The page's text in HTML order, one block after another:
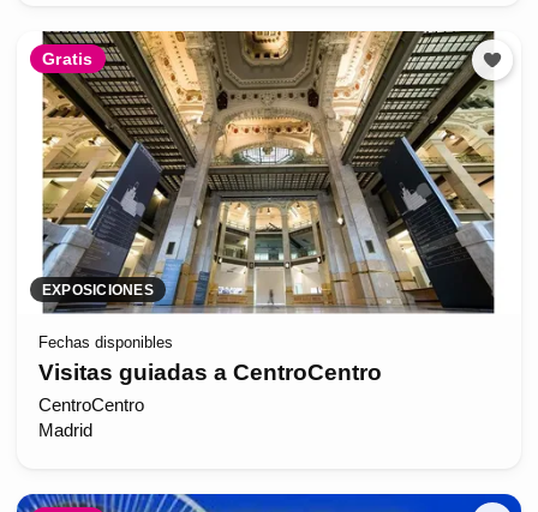
Gratis
EXPOSICIONES
Fechas disponibles
Visitas guiadas a CentroCentro
CentroCentro
Madrid